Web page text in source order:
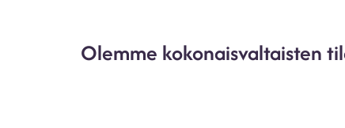
Olemme kokonaisvaltaisten